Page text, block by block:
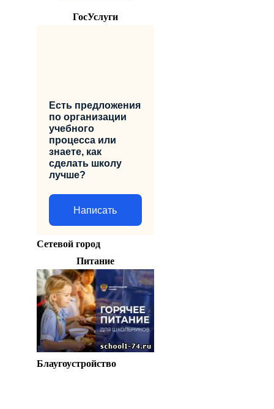
ГосУслуги
Есть предложения
по организации
учебного
процесса или
знаете, как
сделать школу
лучше?
Написать
Сетевой город
Питание
Блаугоустройство